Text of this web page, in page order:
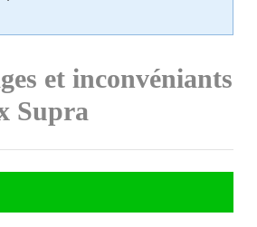
et inconvéniants
Supra